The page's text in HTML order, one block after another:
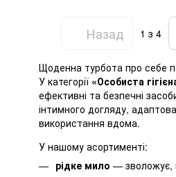
Назад 1 з 4
Щоденна турбота про себе
У категорії «Особиста
ефективні та безпечні
інтимного догляду,
використання вдома.
У нашому асортименті:
рідке мило — зволожує,